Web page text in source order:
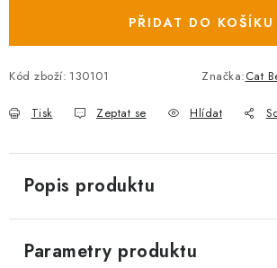
PŘIDAT DO KOŠÍKU
Kód zboží: 130101 Značka:Cat
Tisk Zeptat se Hlídat
Popis produktu
Parametry produktu